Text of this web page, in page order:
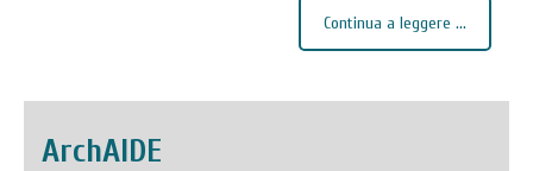
Continua a leggere ...
ArchAIDE